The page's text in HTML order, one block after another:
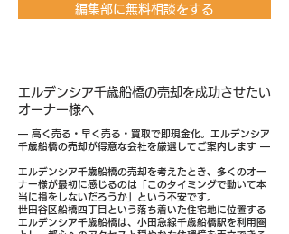
編集部に無料相談をする
エルデンシア千歳船橋の売却を成功させたい
オーナー様へ
― 高く売る・早く売る・買取で即現金化。エルデンシア
千歳船橋の売却が得意な会社を厳選してご案内します ―
エルデンシア千歳船橋の売却を考えたとき、多くのオー
ナー様が最初に感じるのは「このタイミングで動いて本
当に損をしないだろうか」という不安です。
世田谷区船橋四丁目という落ち着いた住宅地に位置する
エルデンシア千歳船橋は、小田急線千歳船橋駅を利用圏